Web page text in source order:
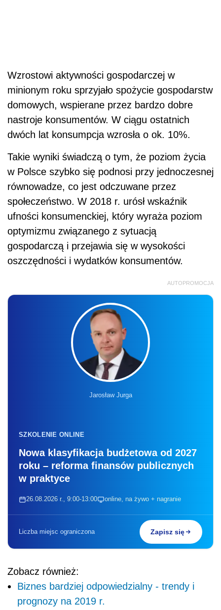
Wzrostowi aktywności gospodarczej w
minionym roku sprzyjało spożycie gospodarstw
domowych, wspierane przez bardzo dobre
nastroje konsumentów. W ciągu ostatnich
dwóch lat konsumpcja wzrosła o ok. 10%.
Takie wyniki świadczą o tym, że poziom życia
w Polsce szybko się podnosi przy jednoczesnej
równowadze, co jest odczuwane przez
społeczeństwo. W 2018 r. urósł wskaźnik
ufności konsumenckiej, który wyraża poziom
optymizmu związanego z sytuacją
gospodarczą i przejawia się w wysokości
oszczędności i wydatków konsumentów.
AUTOPROMOCJA
Jarosław Jurga
SZKOLENIE ONLINE
Nowa klasyfikacja budżetowa od 2027
roku – reforma finansów publicznych
w praktyce
26.08.2026 r., 9:00-13:00 online, na żywo + nagranie
Liczba miejsc ograniczona Zapisz się
Zobacz również:
Biznes bardziej odpowiedzialny - trendy i
prognozy na 2019 r.